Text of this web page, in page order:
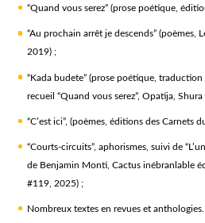
“Quand vous serez” (prose poétique,
“Au prochain arrêt je descends” (poèmes,
2019) ;
“Kada budete” (prose poétique,
recueil “Quand vous serez”, Opatija,
“C’est ici”, (poèmes, éditions des Carnets
“Courts-circuits”, aphorismes, suivi de
de Benjamin Monti, Cactus inébranlable
#119, 2025) ;
Nombreux textes en revues et anthologies.